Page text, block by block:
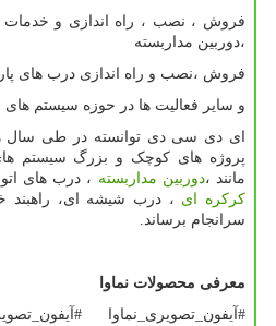
فروش ، نصب ، راه اندازی و
،دوربین مداربسته
فروش ،نصب و راه اندازی درب های
و سایر فعالیت ها در حوزه سیستم های
ای دی سی دی توانسته در طی سال
پروژه های کوچک و بزرگ سیستم
مانند ،دوربین مداربسته ، درب های
کرکره ای ، درب شیشه ای، راهبند
سرانجام برساند.
معرفی محصولات نماوا
#آیفون_تصویری_نماوا